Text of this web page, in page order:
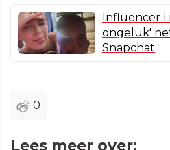
Influencer
ongeluk'
Snapchat
0
Lees meer over: